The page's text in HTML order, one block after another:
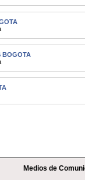
BOGOTA
Medios de